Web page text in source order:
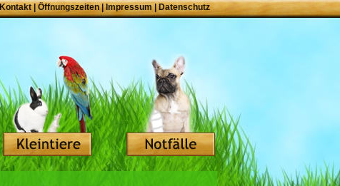
Kontakt Öffnungszeiten| Impressum|Datenschutz